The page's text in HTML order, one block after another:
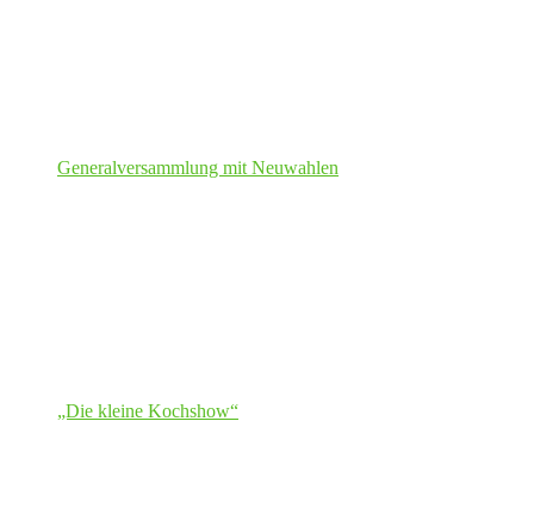
Generalversammlung mit Neuwahlen
„Die kleine Kochshow“